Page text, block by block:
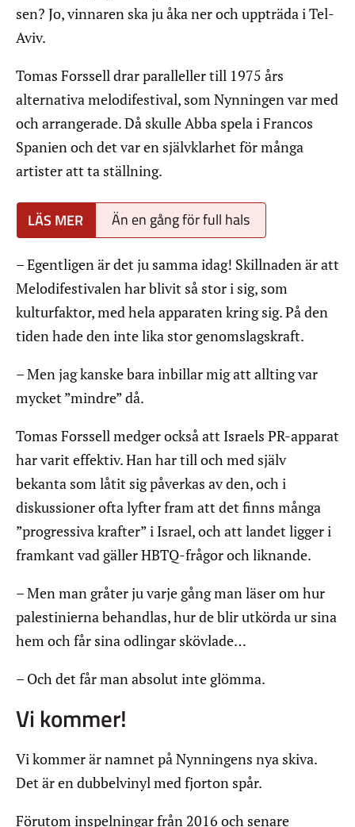
sen? Jo, vinnaren ska ju åka ner och uppträda i Tel-
Aviv.
Tomas Forssell drar paralleller till 1975 års
alternativa melodifestival, som Nynningen var med
och arrangerade. Då skulle Abba spela i Francos
Spanien och det var en självklarhet för många
artister att ta ställning.
Än en gång för full hals
– Egentligen är det ju samma idag! Skillnaden är att
Melodifestivalen har blivit så stor i sig, som
kulturfaktor, med hela apparaten kring sig. På den
tiden hade den inte lika stor genomslagskraft.
– Men jag kanske bara inbillar mig att allting var
mycket ”mindre” då.
Tomas Forssell medger också att Israels PR-apparat
har varit effektiv. Han har till och med själv
bekanta som låtit sig påverkas av den, och i
diskussioner ofta lyfter fram att det finns många
”progressiva krafter” i Israel, och att landet ligger i
framkant vad gäller HBTQ-frågor och liknande.
– Men man gråter ju varje gång man läser om hur
palestinierna behandlas, hur de blir utkörda ur sina
hem och får sina odlingar skövlade…
– Och det får man absolut inte glömma.
Vi kommer!
Vi kommer är namnet på Nynningens nya skiva.
Det är en dubbelvinyl med fjorton spår.
Förutom inspelningar från 2016 och senare